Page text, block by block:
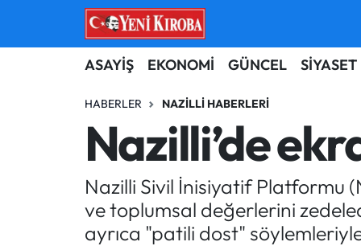
ASAYİŞ EKONOMİ GÜNCEL SİYASET
HABERLER NAZILLI HABERLERI
Nazilli’de
Nazilli Sivil İnisiyatif Platformu
ve toplumsal değerlerini
ayrıca "patili dost" söylemleriyle
ASAYİŞ
BİLİM-TEKNOLOJİ
DÜNYA
Aydın Nöbetçi Eczaneler
Aydın Hava Durumu
Aydin Namaz Vakitleri
Aydın Trafik Yoğunluk Haritası
Süper Lig Puan Durumu ve Fikstür